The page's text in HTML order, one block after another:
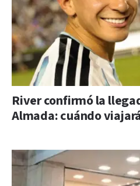
River confirmó la
Almada: cuándo